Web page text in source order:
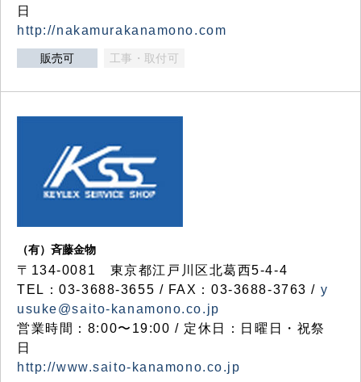
日
http://nakamurakanamono.com
販売可 工事・取付可
（有）斉藤金物
〒134-0081 東京都江戸川区北葛西5-4-4
TEL：03-3688-3655 / FAX：03-3688-3763 / y
usuke@saito-kanamono.co.jp
営業時間：8:00〜19:00 / 定休日：日曜日・祝祭
日
http://www.saito-kanamono.co.jp